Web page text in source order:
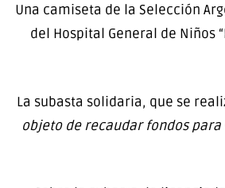
Una camiseta de la Selección
del Hospital General de Niños
La subasta solidaria, que se
objeto de recaudar fondos